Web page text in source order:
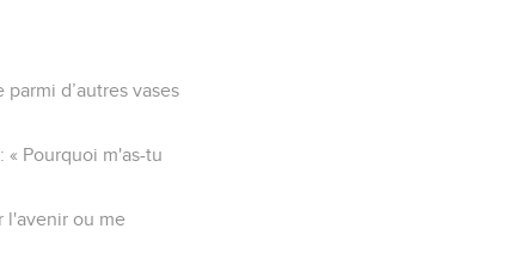
d’autres vases
« Pourquoi m'as-tu
l'avenir ou me